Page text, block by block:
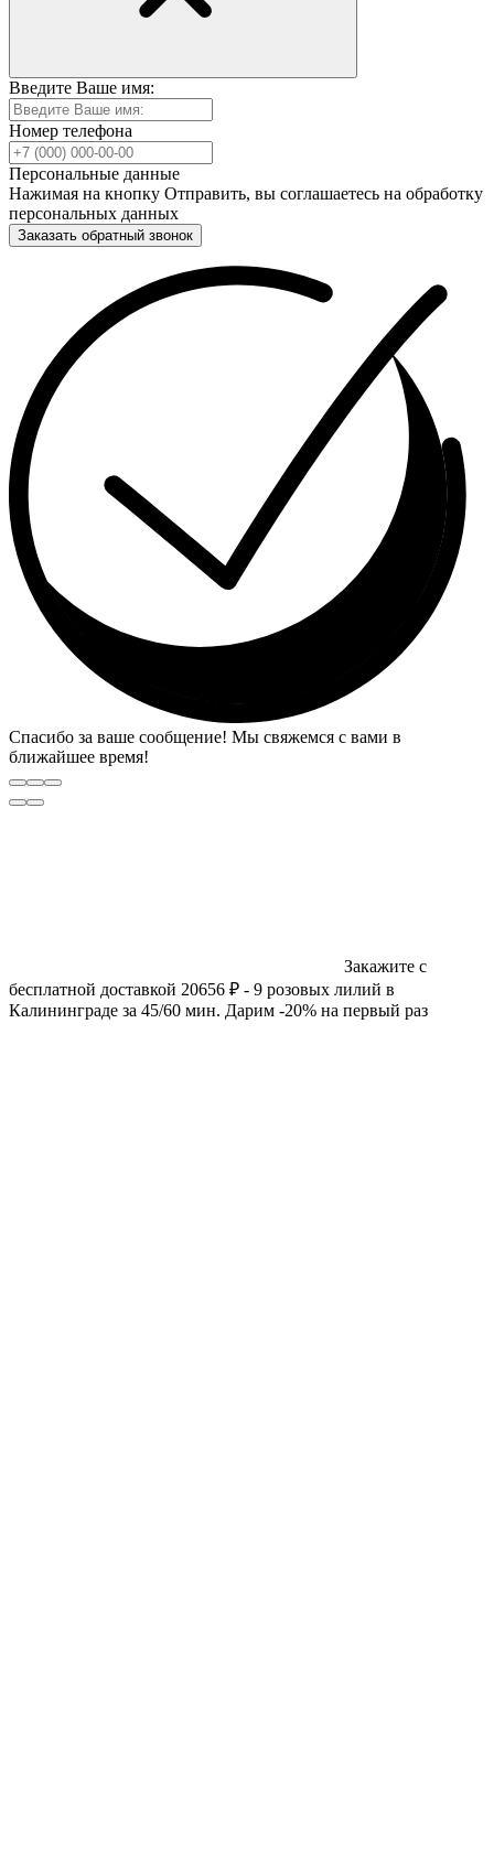
Введите Ваше имя:
Номер телефона
Персональные данные
Нажимая на кнопку Отправить, вы соглашаетесь на обработку
персональных данных
Заказать обратный звонок
Спасибо за ваше сообщение! Мы свяжемся с вами в
ближайшее время!
Закажите с
бесплатной доставкой 20656 ₽ - 9 розовых лилий в
Калининграде за 45/60 мин. Дарим -20% на первый раз